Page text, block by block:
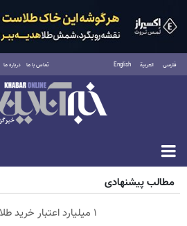
فارسی العربية English تماس با ما درباره ما
شنبه ۱۷ مرداد ۱۴۰۵
مطالب پیشنهادی
۱ میلیارد اعتبار خرید طلا | بدون ضامن و چک